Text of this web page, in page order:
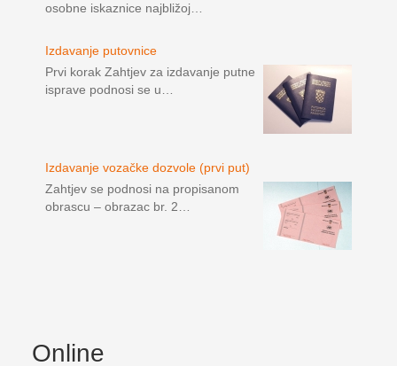
osobne iskaznice najbližoj…
Izdavanje putovnice
Prvi korak Zahtjev za izdavanje putne
isprave podnosi se u…
Izdavanje vozačke dozvole (prvi put)
Zahtjev se podnosi na propisanom
obrascu – obrazac br. 2…
Online